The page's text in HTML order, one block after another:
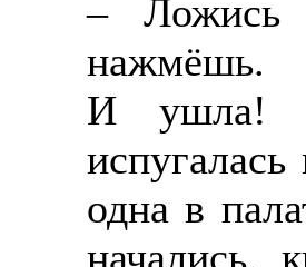
–
нажмёшь.
И ушла!
одна в
начались,